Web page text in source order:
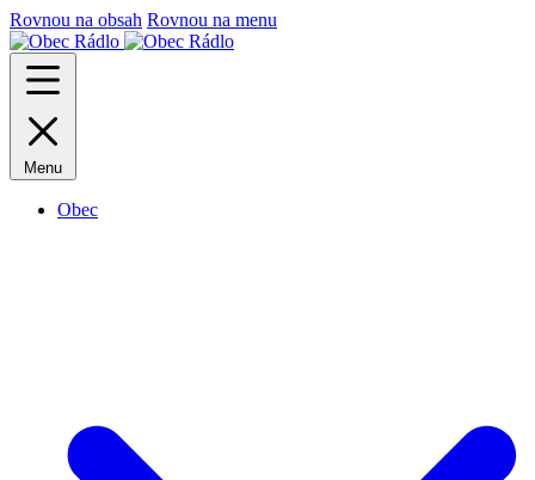
Rovnou na obsah Rovnou na menu
Menu
Obec